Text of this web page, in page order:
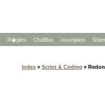
R�gles ChatBox Inscription
Index » Script & Coding »